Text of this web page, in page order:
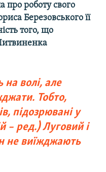
про роботу свого
Березовського її
того, що
волі, але
Тобто,
підозрювані у
– ред.) Луговий і
не виїжджають